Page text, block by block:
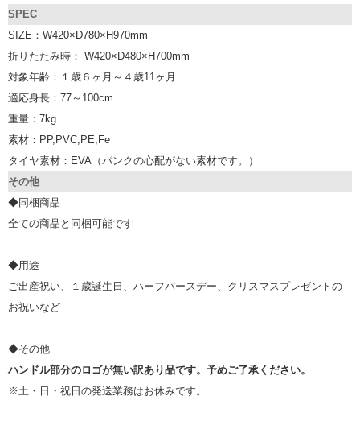
SPEC
SIZE：W420×D780×H970mm
折りたたみ時： W420×D480×H700mm
対象年齢：１歳６ヶ月～４歳11ヶ月
適応身長：77～100cm
重量：7kg
素材：PP,PVC,PE,Fe
タイヤ素材：EVA（パンクの心配がない素材です。）
その他
◆同梱商品
全ての商品と同梱可能です
◆用途
ご出産祝い、１歳誕生日、ハーフバースデー、クリスマスプレゼントの
お祝いなど
◆その他
ハンドル部分のロゴが無い訳あり品です。予めご了承ください。
※土・日・祝日の発送業務はお休みです。